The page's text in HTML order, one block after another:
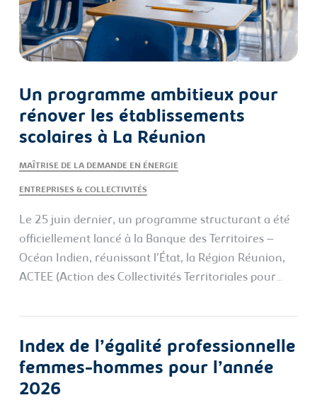
Un programme ambitieux pour
rénover les établissements
scolaires à La Réunion
MAÎTRISE DE LA DEMANDE EN ÉNERGIE
ENTREPRISES & COLLECTIVITÉS
Le 25 juin dernier, un programme structurant a été
officiellement lancé à la Banque des Territoires –
Océan Indien, réunissant l’État, la Région Réunion,
ACTEE (Action des Collectivités Territoriales pour…
Index de l’égalité professionnelle
femmes-hommes pour l’année
2026